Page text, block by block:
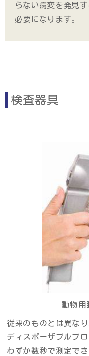
らない病変を発見
必要になります。
検査器具
動物用
従来のものとは異な
ディスポーザブルプ
わずか数秒で測定で